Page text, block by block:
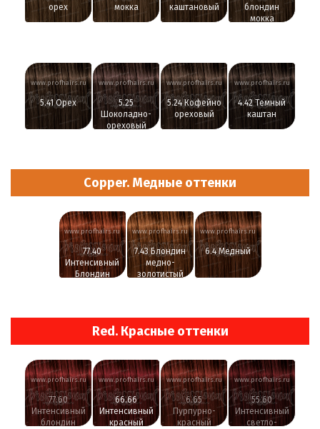
орех
мокка
каштановый
блондин
мокка
www.profhairs.ru
5.41 Орех
www.profhairs.ru
5.25
Шоколадно-
ореховый
www.profhairs.ru
5.24 Кофейно
ореховый
www.profhairs.ru
4.42 Темный
каштан
Copper. Медные оттенки
www.profhairs.ru
77.40
Интенсивный
Блондин
www.profhairs.ru
7.43 Блондин
медно-
золотистый
www.profhairs.ru
6.4 Медный
Red. Красные оттенки
www.profhairs.ru
77.60
Интенсивный
блондин
www.profhairs.ru
66.66
Интенсивный
красный
www.profhairs.ru
6.65
Пурпурно-
красный
www.profhairs.ru
55.60
Интенсивный
светло-